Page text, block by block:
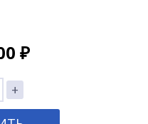
₽
+